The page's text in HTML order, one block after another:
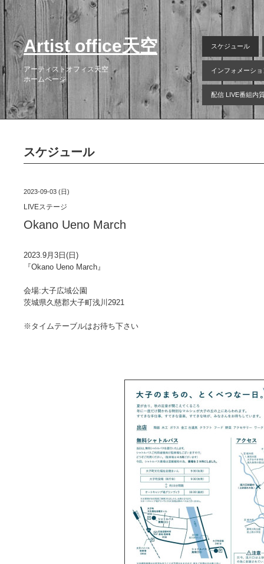
Artist office天空
アーティストオフィス天空
ホームページ
スケジュール
インフォメーショ
配信 LIVE番組内
スケジュール
2023-09-03 (日)
LIVEステージ
Okano Ueno March
2023.9月3日(日)
『Okano Ueno March』
会場:大子広域公園
茨城県久慈郡大子町浅川2921
※タイムテーブルはお待ち下さい